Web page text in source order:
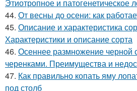
Этиотропное и патогенетическое
44. От весны до осени: как
45. Описание и характеристика
Характеристики и описание сорта
46. Осеннее размножение черной
черенками. Преимущества и
47. Как правильно копать яму
под столб